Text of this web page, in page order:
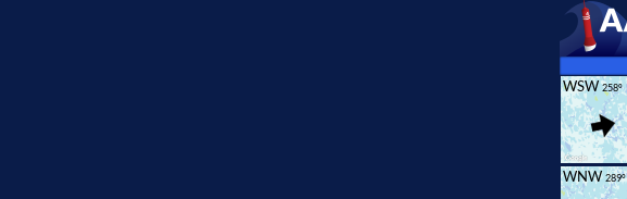
WSW258°
WNW289°